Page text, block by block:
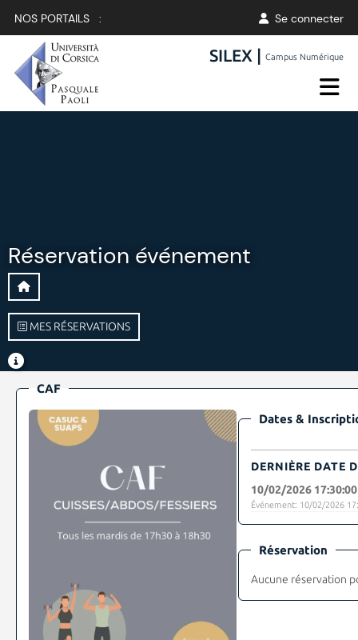
NOS PORTAILS : Se connecter
SILEX |Campus Numérique
Réservation événement
MES RÉSERVATIONS
CAF
Dates &
DERNIÈRE DATE
10/02/2026 17:30:00
Événement: 10/02/2026
Réservation
Aucune réservation